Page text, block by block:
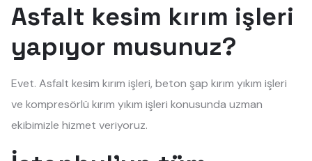
Asfalt kesim kırım işleri
yapıyor musunuz?
Evet. Asfalt kesim kırım işleri, beton şap kırım yıkım işleri
ve kompresörlü kırım yıkım işleri konusunda uzman
ekibimizle hizmet veriyoruz.